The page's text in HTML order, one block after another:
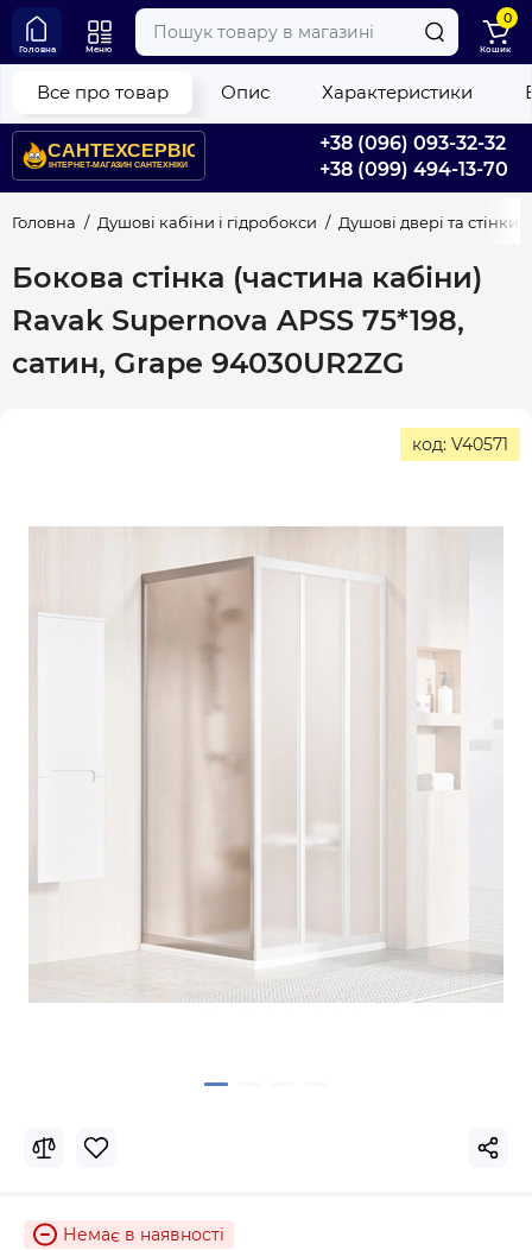
+38 (096) 093-32-32
+38 (099) 494-13-70
Головна Меню
0
Кошик
Головна Душові кабіни і гідробокси Душові двері та стінки
Бокова стінка (частина кабіни)
Ravak Supernova APSS 75*198,
сатин, Grape 94030UR2ZG
Все про товар Опис Характеристики
код: V40571
Немає в наявності